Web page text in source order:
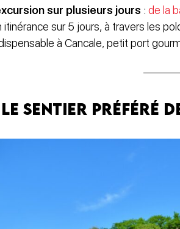
sur plusieurs jours : de la
sur 5 jours, à travers les
à Cancale, petit port
le sentier préféré